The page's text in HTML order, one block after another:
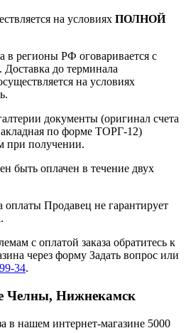
на условиях ПОЛНОЙ
в регионы РФ оговаривается с
до терминала
на условиях
документы (оригинал счета
по форме ТОРГ-12)
при получении.
быть оплачен в течение двух
оплаты Продавец не гарантирует
с оплатой заказа обратитесь к
через форму Задать вопрос или
34.
Челны, Нижнекамск
в нашем интернет-магазине 5000